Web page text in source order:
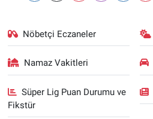
Nöbetçi Eczaneler
Namaz Vakitleri
Süper Lig Puan Durumu ve
Fikstür